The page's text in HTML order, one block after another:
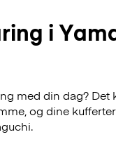
i
med din dag?
og dine